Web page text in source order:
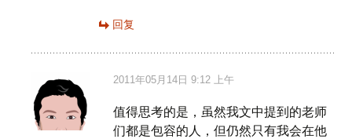
回复
2011年05月14日 9:12 上午
值得思考的是，虽然我文中提到的老师
们都是包容的人，但仍然只有我会在他